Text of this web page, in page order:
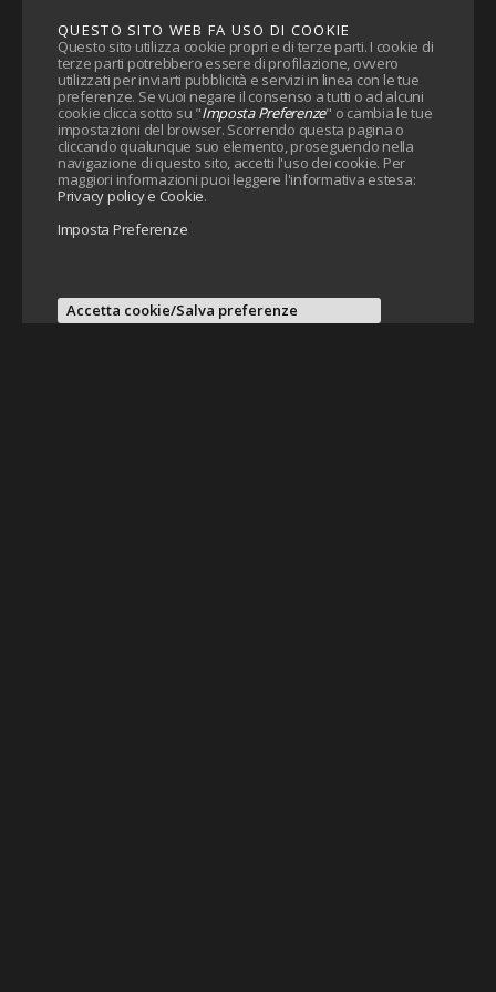
QUESTO SITO WEB FA USO DI COOKIE
Questo sito utilizza cookie propri e di terze parti. I cookie di
terze parti potrebbero essere di profilazione, ovvero
utilizzati per inviarti pubblicità e servizi in linea con le tue
preferenze. Se vuoi negare il consenso a tutti o ad alcuni
cookie clicca sotto su "Imposta Preferenze" o cambia le tue
impostazioni del browser. Scorrendo questa pagina o
cliccando qualunque suo elemento, proseguendo nella
navigazione di questo sito, accetti l'uso dei cookie. Per
maggiori informazioni puoi leggere l'informativa estesa:
Privacy policy e Cookie.
Imposta Preferenze
Accetta cookie/Salva preferenze